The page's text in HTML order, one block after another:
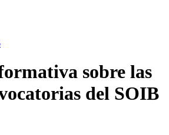
sobre las
del SOIB